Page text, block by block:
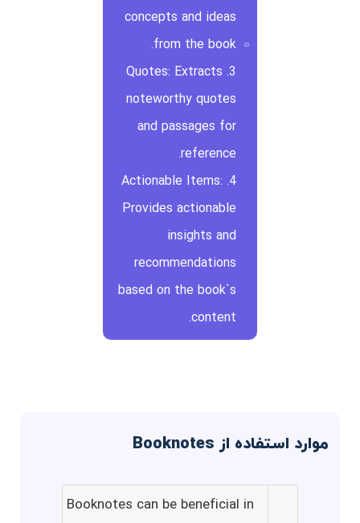
concepts and ideas
from the book.
3. Quotes: Extracts
noteworthy quotes
and passages for
reference.
4. Actionable Items:
Provides actionable
insights and
recommendations
based on the book`s
content.
موارد استفاده از Booknotes
Booknotes can be beneficial in